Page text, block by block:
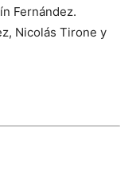
Fernández.
Nicolás Tirone y